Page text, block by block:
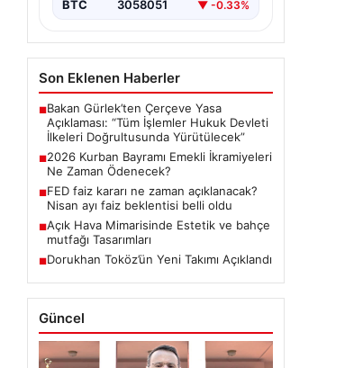
BTC 3058051 ▼ -0.33%
Son Eklenen Haberler
■Bakan Gürlek’ten Çerçeve Yasa
Açıklaması: “Tüm İşlemler Hukuk Devleti
İlkeleri Doğrultusunda Yürütülecek”
■2026 Kurban Bayramı Emekli İkramiyeleri
Ne Zaman Ödenecek?
■FED faiz kararı ne zaman açıklanacak?
Nisan ayı faiz beklentisi belli oldu
■Açık Hava Mimarisinde Estetik ve bahçe
mutfağı Tasarımları
■Dorukhan Toköz’ün Yeni Takımı Açıklandı
Güncel